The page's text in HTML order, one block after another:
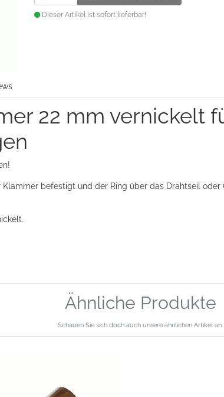
Dieser Artikel ist sofort lieferbar!
22 mm vernickelt
befestigt und der Ring über das Drahtseil
Ähnliche Produkte
Schauen Sie sich doch auch unsere ähnlichen Artikel an.